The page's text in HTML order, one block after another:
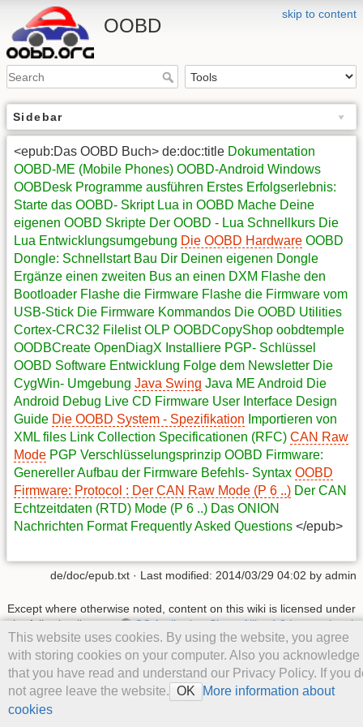
skip to content
OOBD
Sidebar
<epub:Das OOBD Buch> de:doc:title Dokumentation
OOBD-ME (Mobile Phones) OOBD-Android Windows
OOBDesk Programme ausführen Erstes Erfolgserlebnis:
Starte das OOBD- Skript Lua in OOBD Mache Deine
eigenen OOBD Skripte Der OOBD - Lua Schnellkurs Die
Lua Entwicklungsumgebung Die OOBD Hardware OOBD
Dongle: Schnellstart Bau Dir Deinen eigenen Dongle
Ergänze einen zweiten Bus an einen DXM Flashe den
Bootloader Flashe die Firmware Flashe die Firmware vom
USB-Stick Die Firmware Kommandos Die OOBD Utilities
Cortex-CRC32 Filelist OLP OOBDCopyShop oobdtemple
OODBCreate OpenDiagX Installiere PGP- Schlüssel
OOBD Software Entwicklung Folge dem Newsletter Die
CygWin- Umgebung Java Swing Java ME Android Die
Android Debug Live CD Firmware User Interface Design
Guide Die OOBD System - Spezifikation Importieren von
XML files Link Collection Specificationen (RFC) CAN Raw
Mode PGP Verschlüsselungsprinzip OOBD Firmware:
Genereller Aufbau der Firmware Befehls- Syntax OOBD
Firmware: Protocol : Der CAN Raw Mode (P 6 ..) Der CAN
Echtzeitdaten (RTD) Mode (P 6 ..) Das ONION
Nachrichten Format Frequently Asked Questions </epub>
This website uses cookies. By using the website, you agree
with storing cookies on your computer. Also you acknowledge
that you have read and understand our Privacy Policy. If you
not agree leave the website. OK
More information about
cookies
de/doc/epub.txt · Last modified: 2014/03/29 04:02 by admin
Except where otherwise noted, content on this wiki is licensed under
the following license:
CC Attribution-Share Alike 4.0 International